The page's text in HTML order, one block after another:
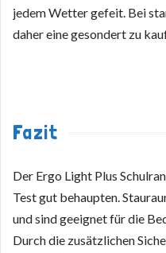
jedem Wetter gefeit. Bei
daher eine gesondert zu
Fazit
Der Ergo Light Plus
Test gut behaupten.
und sind geeignet für die
Durch die zusätzlichen